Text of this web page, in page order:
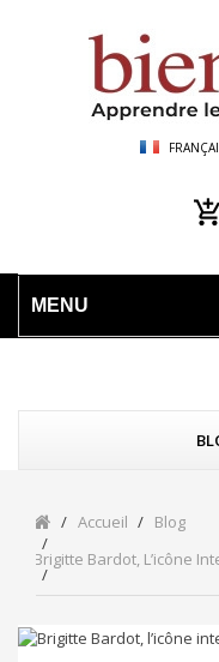
MENU
Accueil
Blog
Brigitte Bardot, L’icône